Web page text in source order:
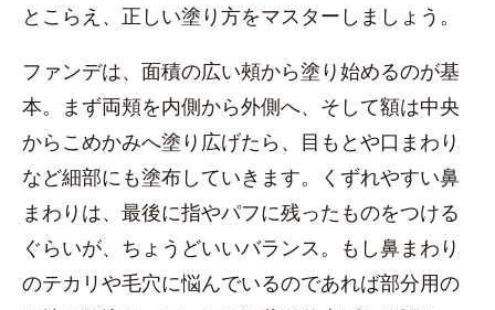
とこらえ、正しい塗り方をマスターしましょう。
ファンデは、面積の広い頰から塗り始めるのが基
本。まず両頬を内側から外側へ、そして額は中央
からこめかみへ塗り広げたら、目もとや口まわり
など細部にも塗布していきます。くずれやすい鼻
まわりは、最後に指やパフに残ったものをつける
ぐらいが、ちょうどいいバランス。もし鼻まわり
のテカリや毛穴に悩んでいるのであれば部分用の